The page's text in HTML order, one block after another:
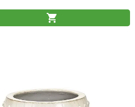
shopping_cart